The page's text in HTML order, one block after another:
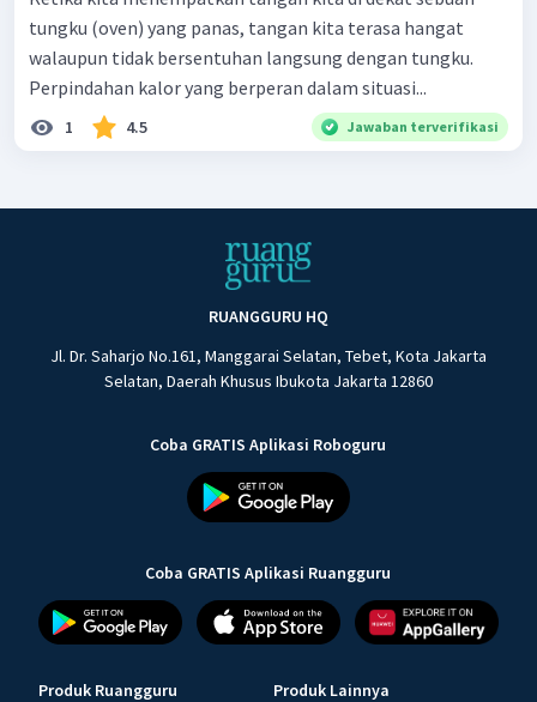
tungku (oven) yang panas, tangan kita terasa hangat
walaupun tidak bersentuhan langsung dengan tungku.
Perpindahan kalor yang berperan dalam situasi...
1 4.5 Jawaban terverifikasi
RUANGGURU HQ
Jl. Dr. Saharjo No.161, Manggarai Selatan, Tebet, Kota Jakarta
Selatan, Daerah Khusus Ibukota Jakarta 12860
Coba GRATIS Aplikasi Roboguru
Coba GRATIS Aplikasi Ruangguru
Produk Ruangguru Produk Lainnya